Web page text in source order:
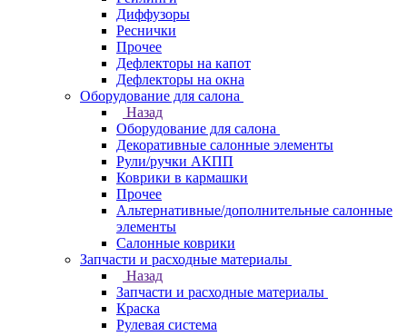
Диффузоры
Реснички
Прочее
Дефлекторы на капот
Дефлекторы на окна
Оборудование для салона
Назад
Оборудование для салона
Декоративные салонные элементы
Рули/ручки АКПП
Коврики в кармашки
Прочее
Альтернативные/дополнительные салонные
элементы
Салонные коврики
Запчасти и расходные материалы
Назад
Запчасти и расходные материалы
Краска
Рулевая система